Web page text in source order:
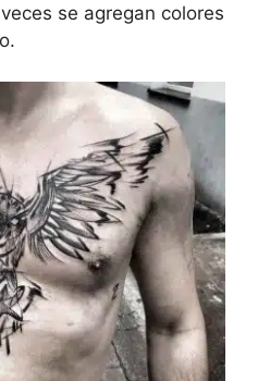
se agregan colores